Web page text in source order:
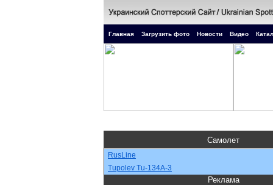
Главная Загрузить фото Новости Видео
Самолет
RusLine
Tupolev Tu-134A-3
Реклама